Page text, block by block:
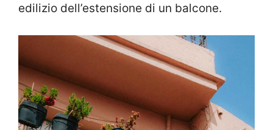
edilizio dell’estensione di un balcone.